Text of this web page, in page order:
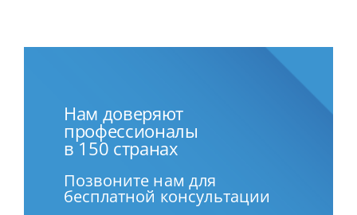
Нам доверяют
профессионалы
в 150 странах
Позвоните нам для
бесплатной консультации